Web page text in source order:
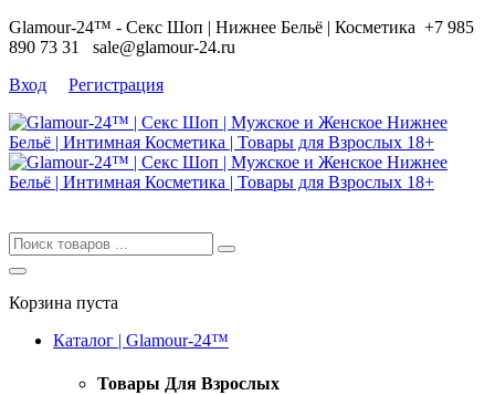
Glamour-24™ - Секс Шоп | Нижнее Бельё | Косметика +7 985
890 73 31 sale@glamour-24.ru
Вход
Регистрация
Корзина пуста
Каталог | Glamour-24™
Товары Для Взрослых